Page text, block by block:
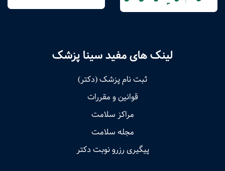
لینک های مفید سینا پزشک
ثبت نام پزشک (دکتر)
قوانین و مقررات
مراکز سلامت
مجله سلامت
پیگیری رزرو نوبت دکتر